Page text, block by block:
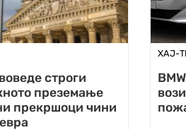
строги
преземање
прекршоци чини
ХАЈ-